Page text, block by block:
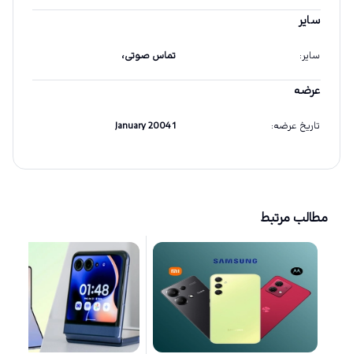
سایر
سایر: تماس صوتی،
عرضه
تاریخ عرضه:
1 January 2004
مطالب مرتبط